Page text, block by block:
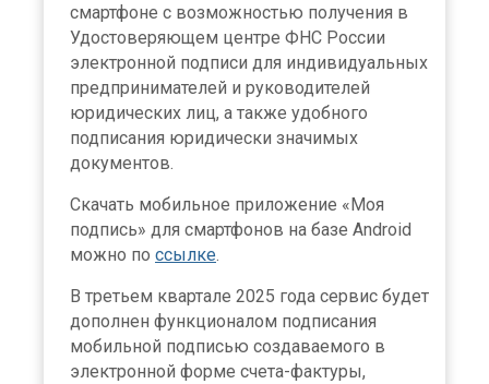
смартфоне с возможностью получения в
Удостоверяющем центре ФНС России
электронной подписи для индивидуальных
предпринимателей и руководителей
юридических лиц, а также удобного
подписания юридически значимых
документов.
Скачать мобильное приложение «Моя
подпись» для смартфонов на базе Android
можно по ссылке.
В третьем квартале 2025 года сервис будет
дополнен функционалом подписания
мобильной подписью создаваемого в
электронной форме счета-фактуры,